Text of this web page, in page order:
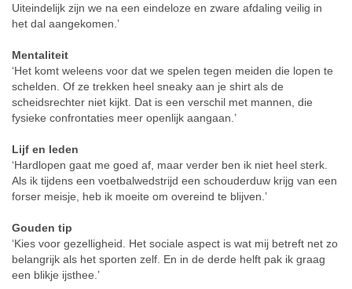
Uiteindelijk zijn we na een eindeloze en zware afdaling veilig in
het dal aangekomen.’
Mentaliteit
‘Het komt weleens voor dat we spelen tegen meiden die lopen te
schelden. Of ze trekken heel sneaky aan je shirt als de
scheidsrechter niet kijkt. Dat is een verschil met mannen, die
fysieke confrontaties meer openlijk aangaan.’
Lijf en leden
‘Hardlopen gaat me goed af, maar verder ben ik niet heel sterk.
Als ik tijdens een voetbalwedstrijd een schouderduw krijg van een
forser meisje, heb ik moeite om overeind te blijven.’
Gouden tip
‘Kies voor gezelligheid. Het sociale aspect is wat mij betreft net zo
belangrijk als het sporten zelf. En in de derde helft pak ik graag
een blikje ijsthee.’